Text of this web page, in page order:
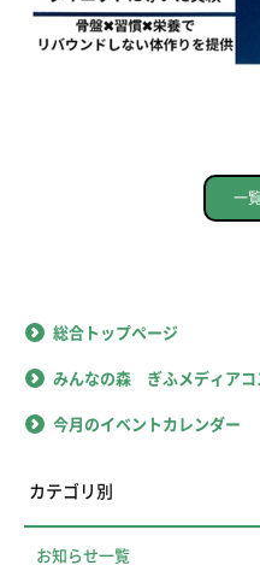
一
総合トップページ
みんなの森 ぎふメディアコ
今月のイベントカレンダー
カテゴリ別
お知らせ一覧